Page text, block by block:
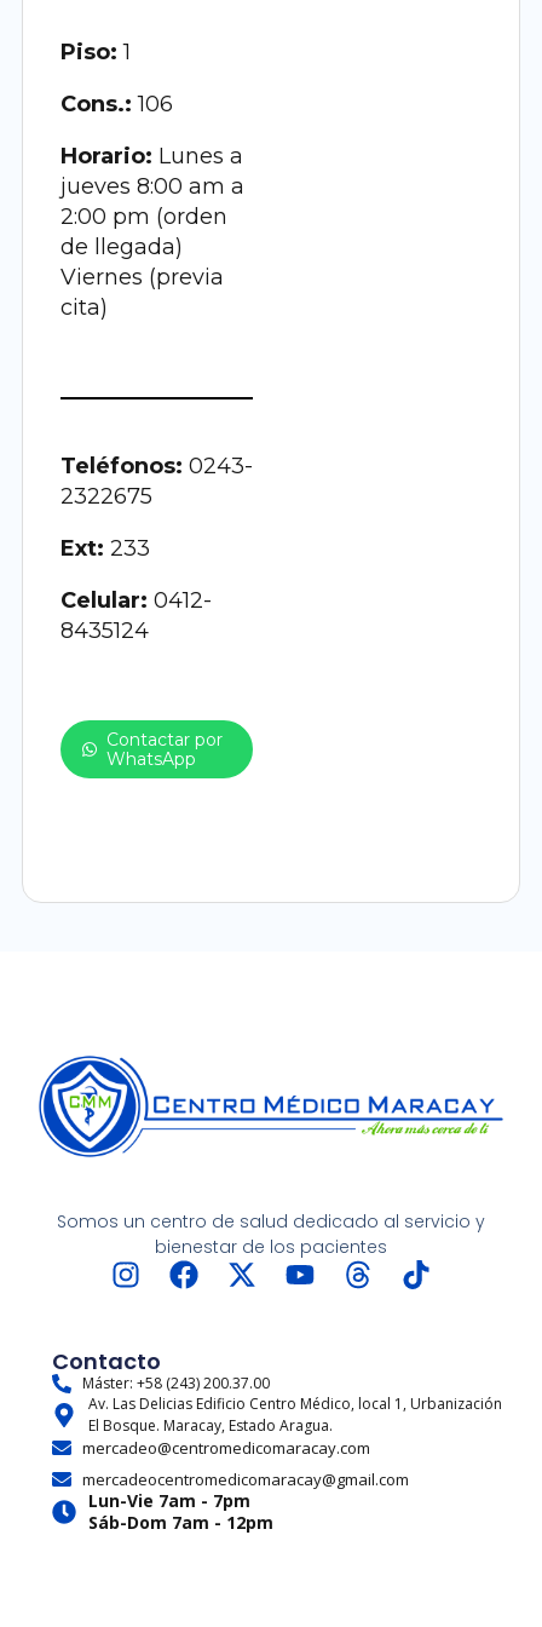
Piso: 1
Cons.: 106
Horario: Lunes a
jueves 8:00 am a
2:00 pm (orden
de llegada)
Viernes (previa
cita)
Teléfonos:0243-
2322675
Ext:233
Celular:0412-
8435124
Contactar por
WhatsApp
Somos un centro de salud dedicado al servicio y
bienestar de los pacientes
I
t
a
g
r
a
m
F
b
o
o
k
X
i
t
t
e
r
Y
u
b
e
T
a
d
s
T
o
k
Contacto
Máster: +58 (243) 200.37.00
Av. Las Delicias Edificio Centro Médico, local 1, Urbanización
El Bosque. Maracay, Estado Aragua.
mercadeo@centromedicomaracay.com
mercadeocentromedicomaracay@gmail.com
Lun-Vie 7am - 7pm
Sáb-Dom 7am - 12pm